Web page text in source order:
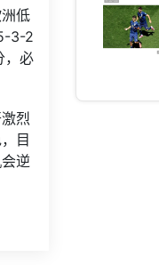
低
3-2
，必
烈
目
逆